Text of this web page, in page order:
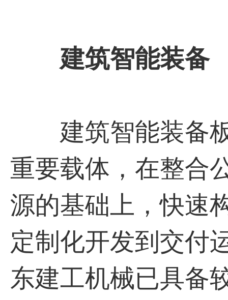
建筑智能装备
建筑智能装备板
重要载体，在整合
源的基础上，快速
定制化开发到交付
东建工机械已具备